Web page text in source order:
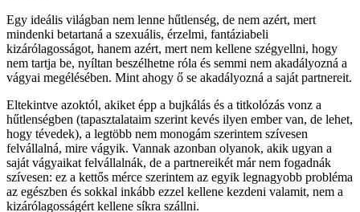
Egy ideális világban nem lenne hűtlenség, de nem azért, mert
mindenki betartaná a szexuális, érzelmi, fantáziabeli
kizárólagosságot, hanem azért, mert nem kellene szégyellni, hogy
nem tartja be, nyíltan beszélhetne róla és semmi nem akadályozná a
vágyai megélésében. Mint ahogy ő se akadályozná a saját partnereit.
Eltekintve azoktól, akiket épp a bujkálás és a titkolózás vonz a
hűtlenségben (tapasztalataim szerint kevés ilyen ember van, de lehet,
hogy tévedek), a legtöbb nem monogám szerintem szívesen
felvállalná, mire vágyik. Vannak azonban olyanok, akik ugyan a
saját vágyaikat felvállalnák, de a partnereikét már nem fogadnák
szívesen: ez a kettős mérce szerintem az egyik legnagyobb probléma
az egészben és sokkal inkább ezzel kellene kezdeni valamit, nem a
kizárólagosságért kellene síkra szállni.